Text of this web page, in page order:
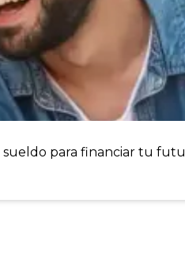
para financiar tu